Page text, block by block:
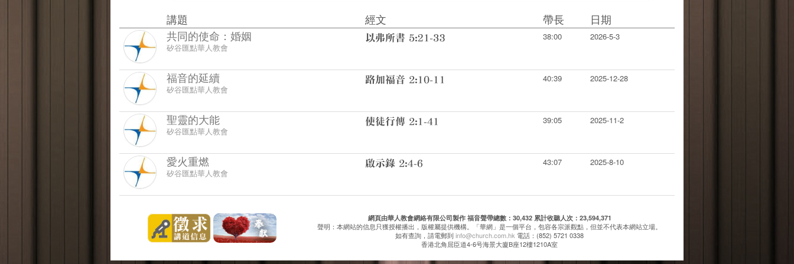
講題 經文 帶長
日期
共同的使命：婚姻
矽谷匯點華人教會
38:00 2026-5-3
福音的延續
矽谷匯點華人教會
40:39 2025-12-28
聖靈的大能
矽谷匯點華人教會
39:05 2025-11-2
愛火重燃
矽谷匯點華人教會
43:07 2025-8-10
網頁由華人教會網絡有限公司製作 福音聲帶總數：30,432 累計收聽人次：23,594,371
聲明：本網站的信息只獲授權播出，版權屬提供機構。「華網」是一個平台，包容各宗派觀點，但並不代表本網站立場。
如有查詢，請電郵到info@church.com.hk 電話：(852) 5721 0338
香港北角屈臣道4-6号海景大廈B座12樓1210A室